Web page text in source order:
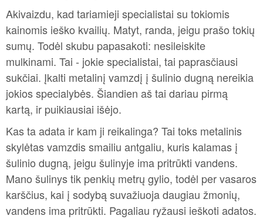
Akivaizdu, kad tariamieji specialistai su tokiomis
kainomis ieško kvailių. Matyt, randa, jeigu prašo tokių
sumų. Todėl skubu papasakoti: nesileiskite
mulkinami. Tai - jokie specialistai, tai paprasčiausi
sukčiai. Įkalti metalinį vamzdį į šulinio dugną nereikia
jokios specialybės. Šiandien aš tai dariau pirmą
kartą, ir puikiausiai išėjo.
Kas ta adata ir kam ji reikalinga? Tai toks metalinis
skylėtas vamzdis smailiu antgaliu, kuris kalamas į
šulinio dugną, jeigu šulinyje ima pritrūkti vandens.
Mano šulinys tik penkių metrų gylio, todėl per vasaros
karščius, kai į sodybą suvažiuoja daugiau žmonių,
vandens ima pritrūkti. Pagaliau ryžausi ieškoti adatos.